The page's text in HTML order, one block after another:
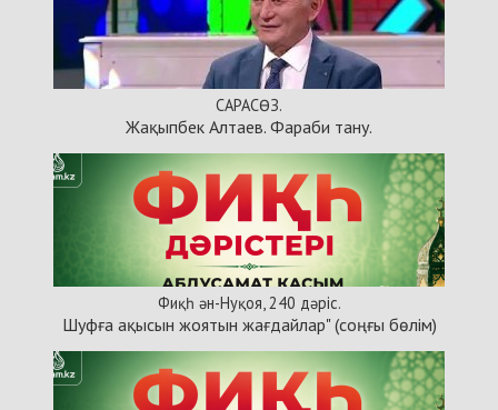
САРАСӨЗ.
Жақыпбек Алтаев. Фараби тану.
Фиқһ ән-Нуқоя, 240 дәріс.
Шуфға ақысын жоятын жағдайлар" (соңғы бөлім)